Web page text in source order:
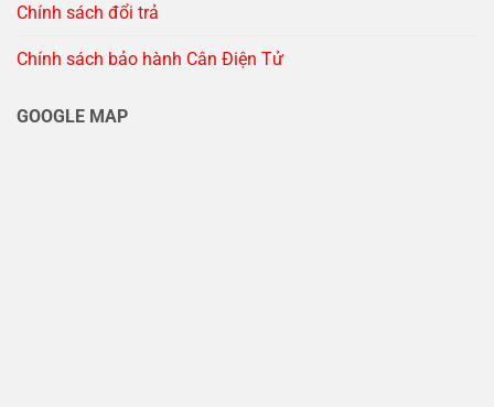
Chính sách đổi trả
Chính sách bảo hành Cân Điện Tử
GOOGLE MAP